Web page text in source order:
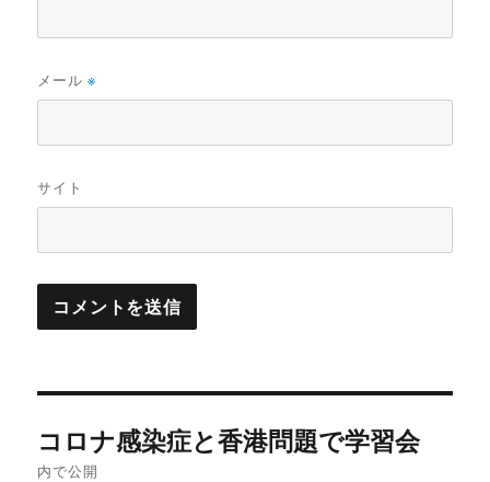
メール※
サイト
稿
コロナ感染症と香港問題で学習会
内で公開